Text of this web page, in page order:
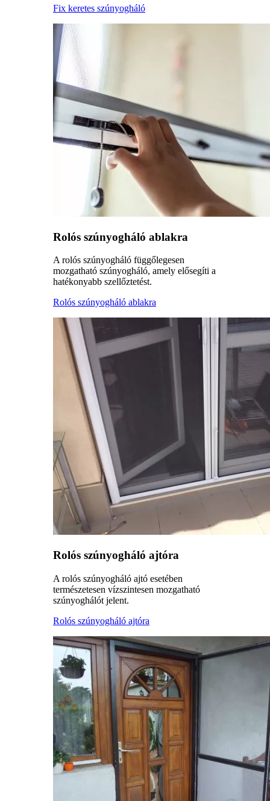
Fix keretes szúnyogháló
Rolós szúnyogháló ablakra
A rolós szúnyogháló függőlegesen
mozgatható szúnyogháló, amely elősegíti a
hatékonyabb szellőztetést.
Rolós szúnyogháló ablakra
Rolós szúnyogháló ajtóra
A rolós szúnyogháló ajtó esetében
természetesen vízszintesen mozgatható
szúnyoghálót jelent.
Rolós szúnyogháló ajtóra